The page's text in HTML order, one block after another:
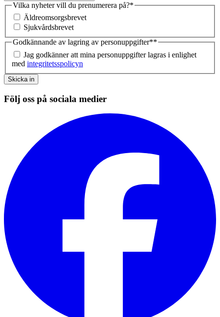
Vilka nyheter vill du prenumerera på?*
Äldreomsorgsbrevet
Sjukvårdsbrevet
Godkännande av lagring av personuppgifter**
Jag godkänner att mina personuppgifter lagras i enlighet
med integritetsspolicyn
Skicka in
Följ oss på sociala medier